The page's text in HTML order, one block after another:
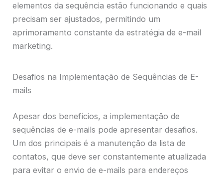
elementos da sequência estão funcionando e quais
precisam ser ajustados, permitindo um
aprimoramento constante da estratégia de e-mail
marketing.
Desafios na Implementação de Sequências de E-
mails
Apesar dos benefícios, a implementação de
sequências de e-mails pode apresentar desafios.
Um dos principais é a manutenção da lista de
contatos, que deve ser constantemente atualizada
para evitar o envio de e-mails para endereços